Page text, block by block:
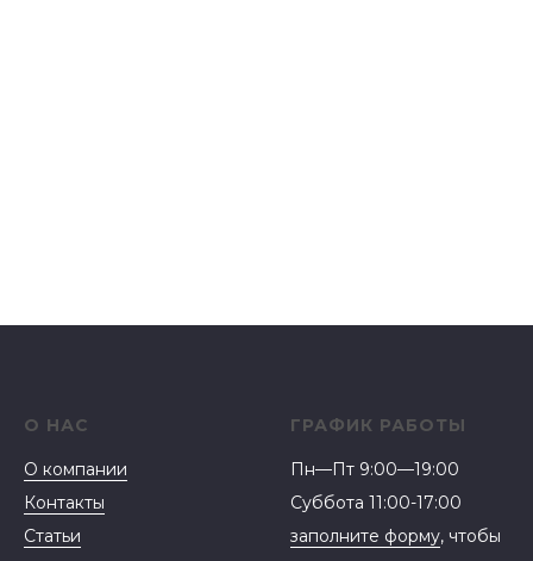
О НАС
О компании
Контакты
Статьи
ГРАФИК РАБОТЫ
Пн—Пт 9:00—19:00
Суббота 11:00-17:00
заполните форму, чтобы